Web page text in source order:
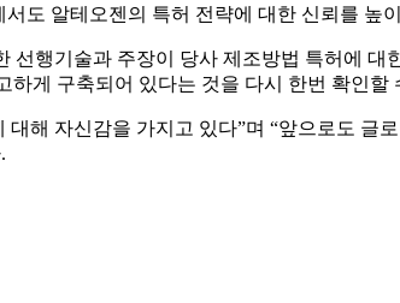
도 알테오젠의 특허 전략에 대한 신뢰를 높
행기술과 주장이 당사 제조방법 특허에 대
게 구축되어 있다는 것을 다시 한번 확인할
해 자신감을 가지고 있다”며 “앞으로도 글